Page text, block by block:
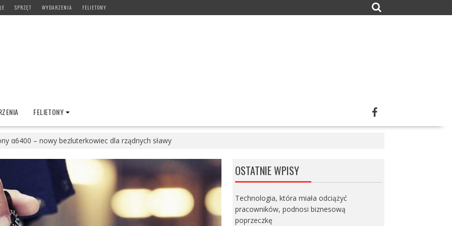
SPRZĘT WYDARZENIA FELIETONY
FELIETONY
α6400 – nowy bezluterkowiec dla rządnych sławy
OSTATNIE WPISY
Technologia, która miała odciążyć
pracowników, podnosi biznesową
poprzeczkę